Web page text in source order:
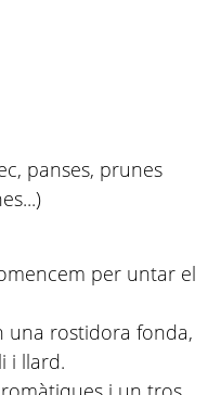
panses, prunes
per untar el
una rostidora fonda,
i llard.